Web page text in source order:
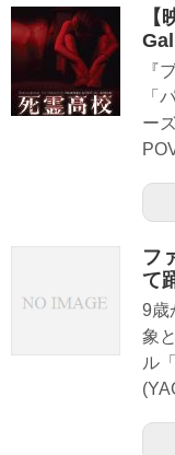
『
「
ー
フ
て
9歳
象
ル